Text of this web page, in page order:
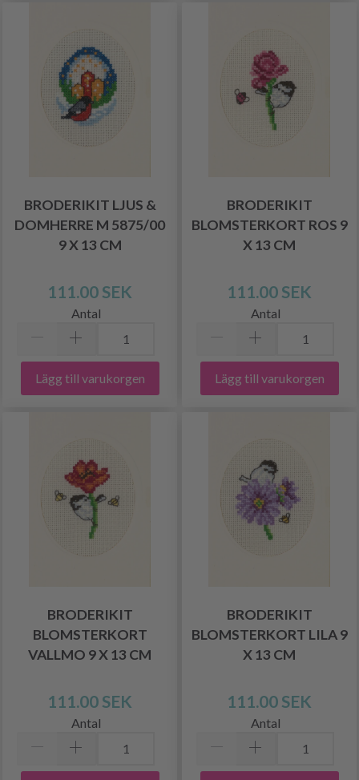
BRODERIKIT LJUS &
DOMHERRE M 5875/00
9 X 13 CM
111.00 SEK
Antal
Lägg till varukorgen
BRODERIKIT
BLOMSTERKORT ROS 9
X 13 CM
111.00 SEK
Antal
Lägg till varukorgen
BRODERIKIT
BLOMSTERKORT
VALLMO 9 X 13 CM
111.00 SEK
Antal
BRODERIKIT
BLOMSTERKORT LILA 9
X 13 CM
111.00 SEK
Antal